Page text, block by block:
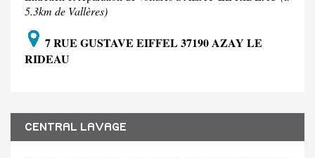
5.3km de Vallères)
7 RUE GUSTAVE EIFFEL 37190 AZAY LE
RIDEAU
CENTRAL LAVAGE